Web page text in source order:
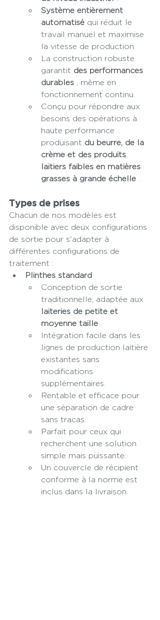
Système entièrement
automatisé qui réduit le
travail manuel et maximise
la vitesse de production.
La construction robuste
garantit des performances
durables , même en
fonctionnement continu.
Conçu pour répondre aux
besoins des opérations à
haute performance
produisant du beurre, de la
crème et des produits
laitiers faibles en matières
grasses à grande échelle
Types de prises
Chacun de nos modèles est
disponible avec deux configurations
de sortie pour s'adapter à
différentes configurations de
traitement :
Plinthes standard
Conception de sortie
traditionnelle, adaptée aux
laiteries de petite et
moyenne taille
Intégration facile dans les
lignes de production laitière
existantes sans
modifications
supplémentaires.
Rentable et efficace pour
une séparation de cadre
sans tracas.
Parfait pour ceux qui
recherchent une solution
simple mais puissante.
Un couvercle de récipient
conforme à la norme est
inclus dans la livraison.